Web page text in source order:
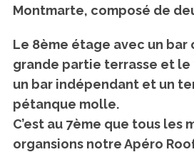
Montmarte, composé de
Le 8ème étage avec un
grande partie terrasse et le
un bar indépendant et un
pétanque molle.
C’est au 7ème que tous les
organsions notre Apéro